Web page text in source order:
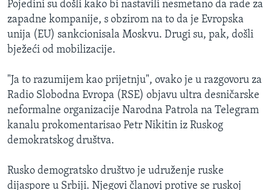
Pojedini su došli kako bi nastavili nesmetano da rade za
zapadne kompanije, s obzirom na to da je Evropska
unija (EU) sankcionisala Moskvu. Drugi su, pak, došli
bježeći od mobilizacije.
"Ja to razumijem kao prijetnju", ovako je u razgovoru za
Radio Slobodna Evropa (RSE) objavu ultra desničarske
neformalne organizacije Narodna Patrola na Telegram
kanalu prokomentarisao Petr Nikitin iz Ruskog
demokratskog društva.
Rusko demogratsko društvo je udruženje ruske
dijaspore u Srbiji. Njegovi članovi protive se ruskoj